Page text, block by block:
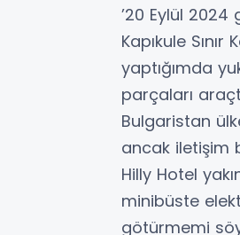
’20 Eylül 2024
Kapıkule
yaptığımda
parçaları
Bulgaristan
ancak iletişim
Hilly Hotel
minibüste
götürmemi